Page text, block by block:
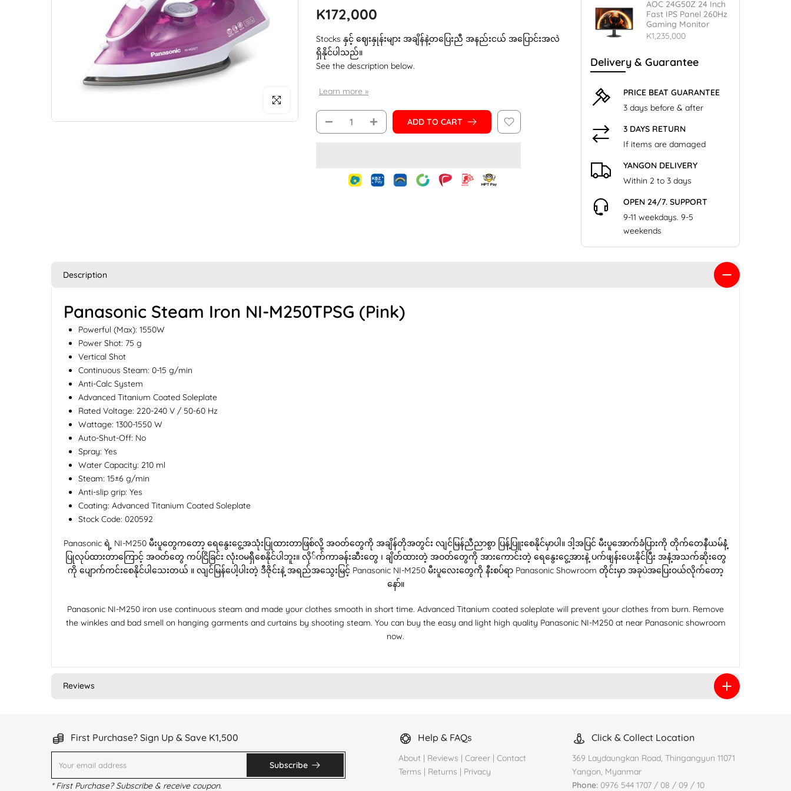
Click to enlarge
K172,000
Stocks နှင့် ဈေးနှုန်းများ အချိန်နဲ့တပြေးညီ အနည်းငယ် အပြောင်းအလဲ
ရှိနိုင်ပါသည်။
See the description below.
Learn more »
ADD TO CART
AOC 24G50Z 24 Inch
Fast IPS Panel 260Hz
Gaming Monitor
K1,235,000
Delivery & Guarantee
PRICE BEAT GUARANTEE
3 days before & after
3 DAYS RETURN
If items are damaged
YANGON DELIVERY
Within 2 to 3 days
OPEN 24/7. SUPPORT
9-11 weekdays. 9-5
weekends
Description
Panasonic Steam Iron NI-M250TPSG (Pink)
Powerful (Max): 1550W
Power Shot: 75 g
Vertical Shot
Continuous Steam: 0-15 g/min
Anti-Calc System
Advanced Titanium Coated Soleplate
Rated Voltage: 220-240 V / 50-60 Hz
Wattage: 1300-1550 W
Auto-Shut-Off: No
Spray: Yes
Water Capacity: 210 ml
Steam: 15±6 g/min
Anti-slip grip: Yes
Coating: Advanced Titanium Coated Soleplate
Stock Code: 020592
Panasonic ရဲ့ NI-M250 မီးပူတွေကတော့ ရေနွေးငွေ့အသုံးပြုထားတာဖြစ်လို့ အဝတ်တွေကို အချိန်တိုအတွင်း လျင်မြန်ညီညာစွာ ပြန့်ပြူးစေနိုင်မှာပါ။ ဒါ့အပြင် မီးပူအောက်ခံပြားကို တိုက်တေနီယမ်နဲံ့
ပြုလုပ်ထားတာကြောင့် အဝတ်တွေ ကပ်ငြိခြင်း လုံးဝမရှိိစေနိုင်ပါဘူး။ လို်က်ကာခန်းဆီးတွေ ၊ ချိတ်ထားတဲ့ အဝတ်တွေကို အားကောင်းတဲ့ ရေနွေးငွေ့အားနဲ့ ပက်ဖျန်းပေးနိုင်ပြီး အနံ့အသက်ဆိုးတွေ
ကို ပျောက်ကင်းစေနိုင်ပါသေးတယ် ။ လျင်မြန်ပေါ့ပါးတဲ့ ဒီဇိုင်းနဲ့ အရည်အသွေးမြင့် Panasonic NI-M250 မီးပူလေးတွေကို နီးစပ်ရာ Panasonic Showroom တိုင်းမှာ အခုပဲအပြေးဝယ်လိုက်တော့
နော်။
Panasonic NI-M250 iron use continuous steam and made your clothes smooth in short time. Advanced Titanium coated soleplate will prevent your clothes from burn. Remove
the winkles and bad smell on hanging garments and curtains by shooting steam. You can buy the easy and light high quality Panasonic NI-M250 at near Panasonic showroom
now.
Reviews
First Purchase? Sign Up & Save K1,500
Subscribe
* First Purchase? Subscribe & receive coupon.
Help & FAQs
About | Reviews | Career | Contact
Terms | Returns | Privacy
Click & Collect Location
369 Laydaungkan Road, Thingangyun 11071
Yangon, Myanmar
Phone: 0976 544 1707 / 08 / 09 / 10